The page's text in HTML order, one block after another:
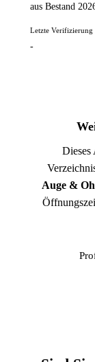
aus Bestand
Letzte Verifizierung
-
Dieses
Auge &